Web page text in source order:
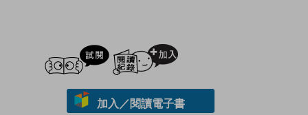
試閲
加入／閱讀電子書